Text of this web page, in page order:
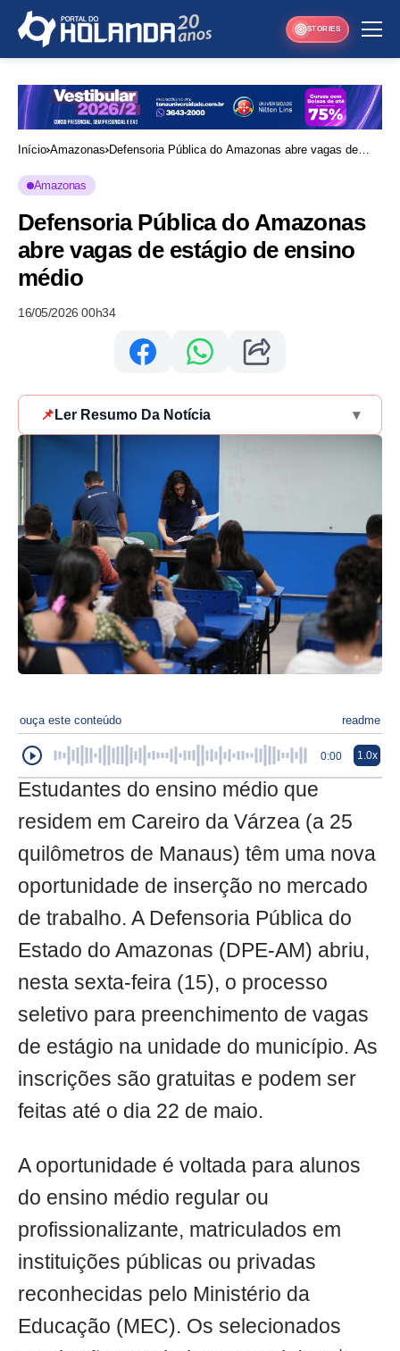
STORIES
Início Amazonas Defensoria Pública do Amazonas abre vagas de
Amazonas
Defensoria Pública do Amazonas
abre vagas de estágio de ensino
médio
16/05/2026 00h34
📌 Ler Resumo Da Notícia ▾
ouça este conteúdo readme
0:00 1.0x
Estudantes do ensino médio que
residem em Careiro da Várzea (a 25
quilômetros de Manaus) têm uma nova
oportunidade de inserção no mercado
de trabalho. A Defensoria Pública do
Estado do Amazonas (DPE-AM) abriu,
nesta sexta-feira (15), o processo
seletivo para preenchimento de vagas
de estágio na unidade do município. As
inscrições são gratuitas e podem ser
feitas até o dia 22 de maio.
A oportunidade é voltada para alunos
do ensino médio regular ou
profissionalizante, matriculados em
instituições públicas ou privadas
reconhecidas pelo Ministério da
Educação (MEC). Os selecionados